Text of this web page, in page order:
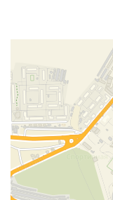
Индикация
Индикация
Индикация
устройства):
Нет
Индикация
Индикация
Интерьерная
Подсветка
Подсветка
Отключение
Защита от